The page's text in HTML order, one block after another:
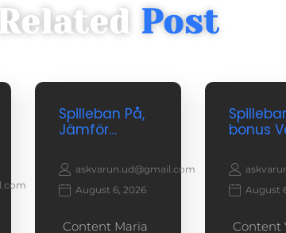
Post
Spilleban På,
Jämför…
askvarun.ud@gmail.com
August 6, 2026
Content Maria
bonus
August
Content